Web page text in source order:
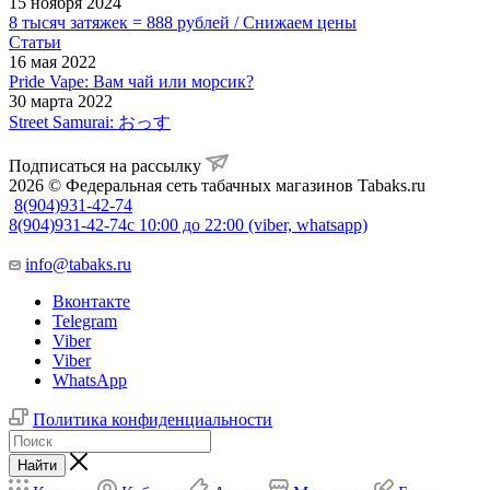
8 тысяч затяжек = 888 рублей / Снижаем цены
Статьи
16 мая 2022
Pride Vape: Вам чай или морсик?
30 марта 2022
Street Samurai: おっす
Подписаться на рассылку
2026 © Федеральная сеть табачных магазинов Tabaks.ru
8(904)931-42-74
8(904)931-42-74с 10:00 до 22:00 (viber, whatsapp)
info@tabaks.ru
Вконтакте
Telegram
Viber
Viber
WhatsApp
Политика конфиденциальности
Найти